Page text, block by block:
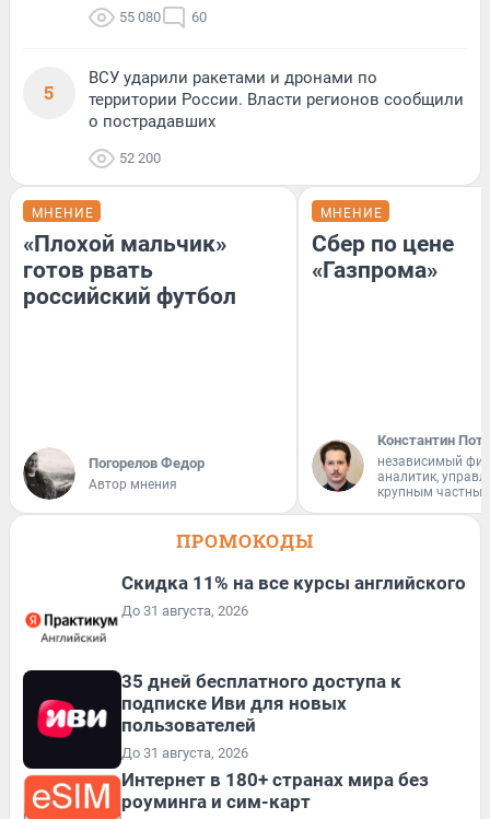
55 080 60
5
ВСУ ударили ракетами и дронами по
территории России. Власти регионов сообщили
о пострадавших
52 200
МНЕНИЕ
«Плохой мальчик»
готов рвать
российский футбол
Погорелов Федор
Автор мнения
МНЕНИЕ
Сбер по цене
«Газпрома»
Константин
независимый
аналитик,
крупным
ПРОМОКОДЫ
Скидка 11% на все курсы английского
До 31 августа, 2026
35 дней бесплатного доступа к
подписке Иви для новых
пользователей
До 31 августа, 2026
Интернет в 180+ странах мира без
роуминга и сим-карт